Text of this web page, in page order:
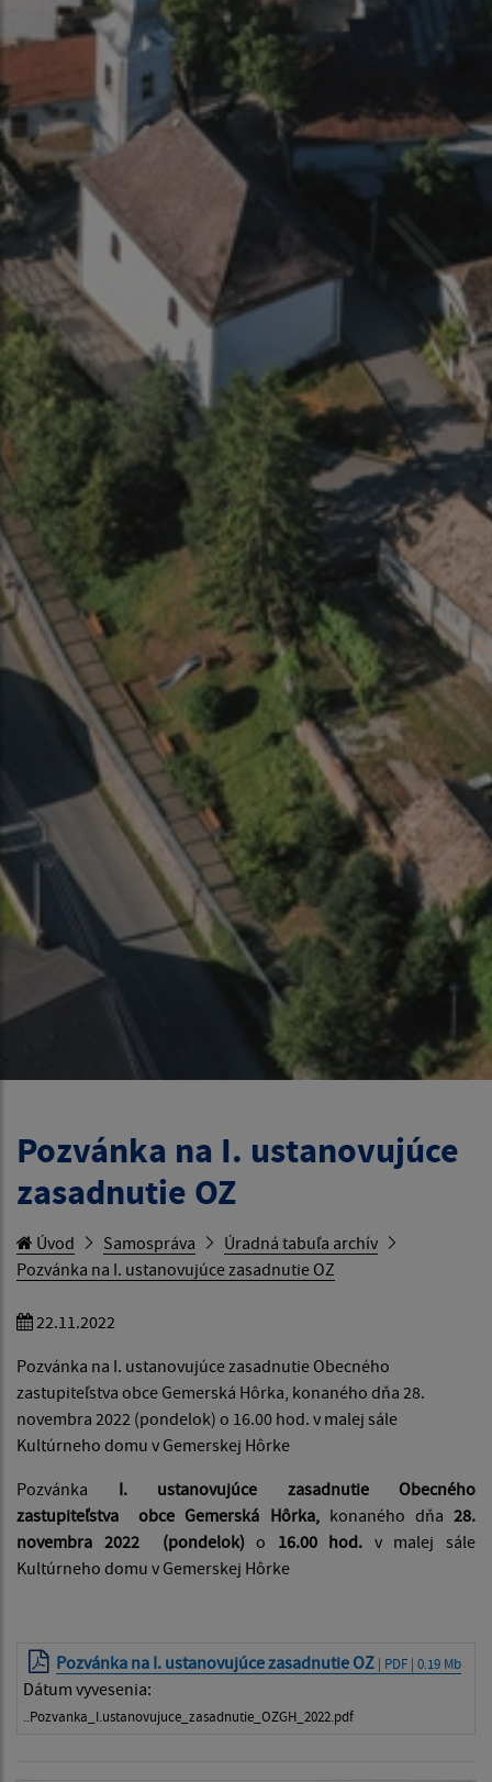
Pozvánka na I. ustanovujúce
zasadnutie OZ
Úvod Samospráva
Úradná tabuľa archív
Pozvánka na I. ustanovujúce zasadnutie OZ
22.11.2022
Pozvánka na I. ustanovujúce zasadnutie Obecného
zastupiteľstva obce Gemerská Hôrka, konaného dňa 28.
novembra 2022 (pondelok) o 16.00 hod. v malej sále
Kultúrneho domu v Gemerskej Hôrke
Pozvánka I. ustanovujúce zasadnutie Obecného
zastupiteľstva obce Gemerská Hôrka, konaného dňa28.
novembra 2022 (pondelok)o 16.00 hod. v malej sále
Kultúrneho domu v Gemerskej Hôrke
Pozvánka na I. ustanovujúce zasadnutie OZ | PDF | 0.19 Mb
Dátum vyvesenia:
..Pozvanka_I.ustanovujuce_zasadnutie_OZGH_2022.pdf